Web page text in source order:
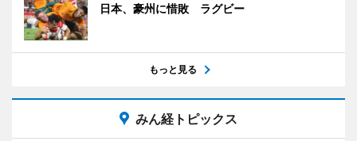
日本、豪州に惜敗 ラグビー
もっと見る
みん経トピックス